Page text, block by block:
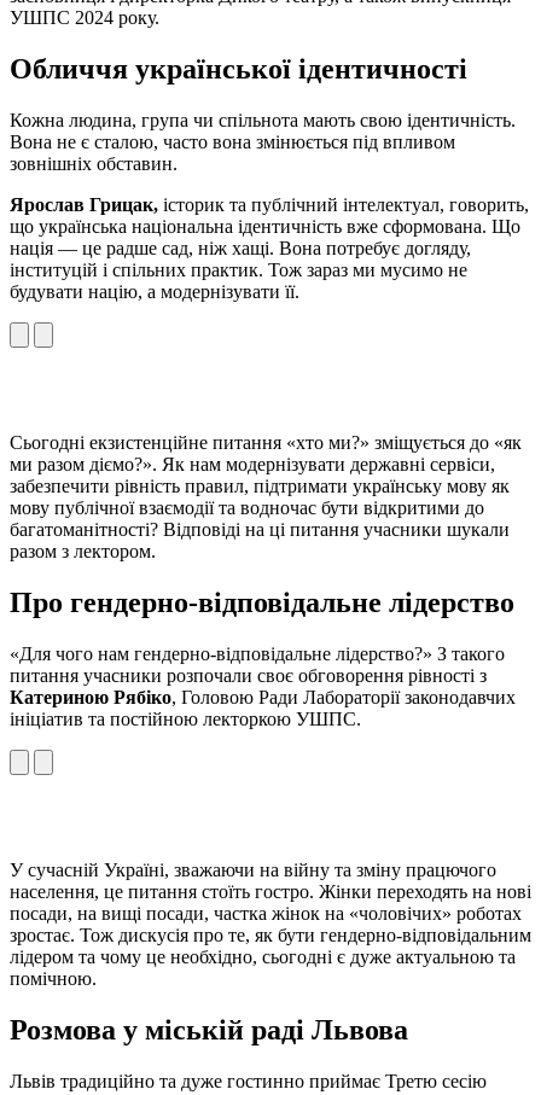
УШПС 2024 року.
Обличчя української ідентичності
Кожна людина, група чи спільнота мають свою ідентичність.
Вона не є сталою, часто вона змінюється під впливом
зовнішніх обставин.
Ярослав Грицак, історик та публічний інтелектуал, говорить,
що українська національна ідентичність вже сформована. Що
нація — це радше сад, ніж хащі. Вона потребує догляду,
інституцій і спільних практик. Тож зараз ми мусимо не
будувати націю, а модернізувати її.
Сьогодні екзистенційне питання «хто ми?» зміщується до «як
ми разом діємо?». Як нам модернізувати державні сервіси,
забезпечити рівність правил, підтримати українську мову як
мову публічної взаємодії та водночас бути відкритими до
багатоманітності? Відповіді на ці питання учасники шукали
разом з лектором.
Про гендерно-відповідальне лідерство
«Для чого нам гендерно-відповідальне лідерство?» З такого
питання учасники розпочали своє обговорення рівності з
Катериною Рябіко, Головою Ради Лабораторії законодавчих
ініціатив та постійною лекторкою УШПС.
У сучасній Україні, зважаючи на війну та зміну працючого
населення, це питання стоїть гостро. Жінки переходять на нові
посади, на вищі посади, частка жінок на «чоловічих» роботах
зростає. Тож дискусія про те, як бути гендерно-відповідальним
лідером та чому це необхідно, сьогодні є дуже актуальною та
помічною.
Розмова у міській раді Львова
Львів традиційно та дуже гостинно приймає Третю сесію